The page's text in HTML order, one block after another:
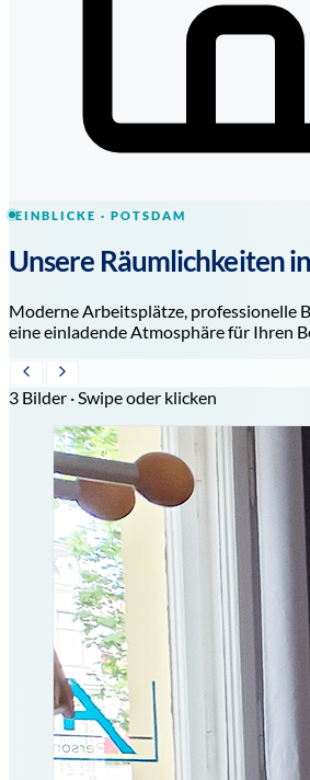
EINBLICKE · POTSDAM
Unsere Räumlichkeiten in
Moderne Arbeitsplätze, professionelle
eine einladende Atmosphäre für Ihren
3 Bilder · Swipe oder klicken